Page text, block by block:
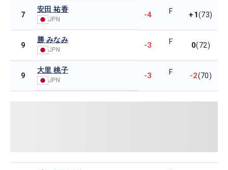
7
安田 祐香
JPN -4 F +1(73)
9
勝 みなみ
JPN -3 F 0(72)
9
大里 桃子
JPN -3 F -2(70)